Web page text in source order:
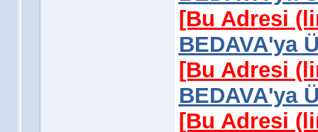
[Bu Adresi
BEDAVA'ya
[Bu Adresi
BEDAVA'ya
[Bu Adresi